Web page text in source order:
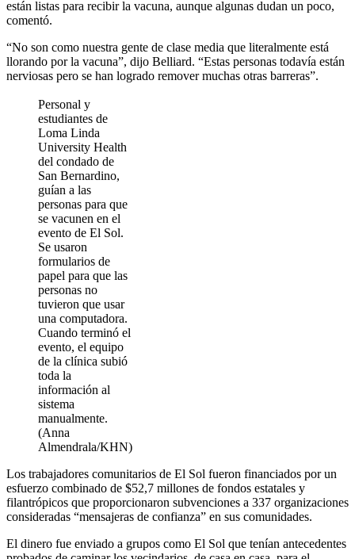
están listas para recibir la vacuna, aunque algunas dudan un poco,
comentó.
“No son como nuestra gente de clase media que literalmente está
llorando por la vacuna”, dijo Belliard. “Estas personas todavía están
nerviosas pero se han logrado remover muchas otras barreras”.
Personal y
estudiantes de
Loma Linda
University Health
del condado de
San Bernardino,
guían a las
personas para que
se vacunen en el
evento de El Sol.
Se usaron
formularios de
papel para que las
personas no
tuvieron que usar
una computadora.
Cuando terminó el
evento, el equipo
de la clínica subió
toda la
información al
sistema
manualmente.
(Anna
Almendrala/KHN)
Los trabajadores comunitarios de El Sol fueron financiados por un
esfuerzo combinado de $52,7 millones de fondos estatales y
filantrópicos que proporcionaron subvenciones a 337 organizaciones
consideradas “mensajeras de confianza” en sus comunidades.
El dinero fue enviado a grupos como El Sol que tenían antecedentes